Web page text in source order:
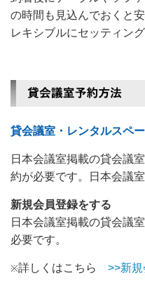
の時間も見込んでおくと
レキシブルにセッティング
貸会議室・レンタルスペ
日本会議室掲載の貸会議
約が必要です。日本会議
新規会員登録をする
日本会議室掲載の貸会議
必要です。
※詳しくはこちら >>新